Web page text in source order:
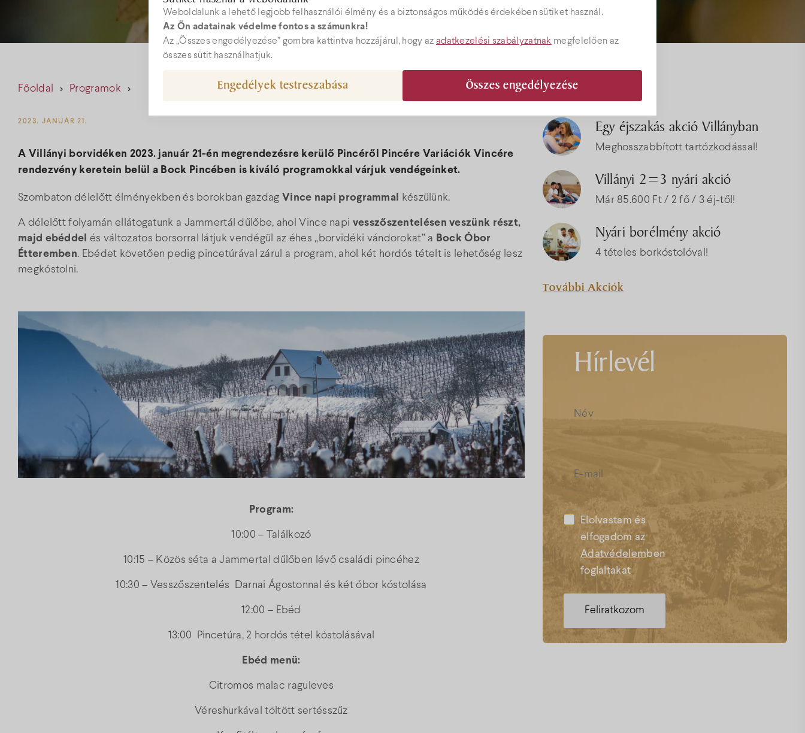
Weboldalunk a lehető legjobb felhasználói élmény és a biztonságos működés érdekében sütiket használ.
Az Ön adatainak védelme fontos a számunkra!
Az „Összes engedélyezése” gombra kattintva hozzájárul, hogy az adatkezelési szabályzatnak megfelelően az
összes sütit használhatjuk.
Összes engedélyezése
Engedélyek testreszabása
Főoldal Programok
2023. JANUÁR 21.
A Villányi borvidéken 2023. január 21-én megrendezésre kerülő Pincéről Pincére Variációk Vincére
rendezvény keretein belül a Bock Pincében is kiváló programokkal várjuk vendégeinket.
Szombaton délelőtt élményekben és borokban gazdag Vince napi programmal készülünk.
A délelőtt folyamán ellátogatunk a Jammertál dűlőbe, ahol Vince napi vesszőszentelésen veszünk részt,
majd ebéddel és változatos borsorral látjuk vendégül az éhes „borvidéki vándorokat” a Bock Óbor
Étteremben. Ebédet követően pedig pincetúrával zárul a program, ahol két hordós tételt is lehetőség lesz
megkóstolni.
Program:
10:00 – Találkozó
10:15 – Közös séta a Jammertal dűlőben lévő családi pincéhez
10:30 – Vesszőszentelés Darnai Ágostonnal és két óbor kóstolása
12:00 – Ebéd
13:00 Pincetúra, 2 hordós tétel kóstolásával
Ebéd menü:
Citromos malac raguleves
Véreshurkával töltött sertésszűz
Akciók
Egy éjszakás akció Villányban
Meghosszabbított tartózkodással!
Villányi 2=3 nyári akció
Már 85.600 Ft / 2 fő / 3 éj-től!
Nyári borélmény akció
4 tételes borkóstolóval!
További Akciók
Hírlevél
Elolvastam és
elfogadom az
Adatvédelemben
foglaltakat
Webshop
Árak
Akciók
Ajándékutalványok
Programok